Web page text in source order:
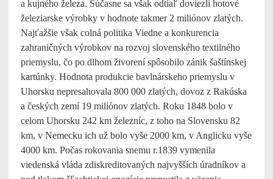
a kujného železa. Súčasne sa však odtiaľ doviezli hotové
železiarske výrobky v hodnote takmer 2 miliónov zlatých.
Najťažšie však colná politika Viedne a konkurencia
zahraničných výrobkov na rozvoj slovenského textilného
priemyslu, čo po dlhom živorení spôsobilo zánik šaštínskej
kartúnky. Hodnota produkcie bavlnárskeho priemyslu v
Uhorsku nepresahovala 800 000 zlatých, dovoz z Rakúska
a českých zemí 19 miliónov zlatých. Roku 1848 bolo v
celom Uhorsku 242 km železníc, z toho na Slovensku 82
km, v Nemecku ich už bolo vyše 2000 km, v Anglicku vyše
4000 km. Počas rokovania snemu r.1839 vymenila
viedenská vláda zdiskreditovaných najvyšších úradníkov a